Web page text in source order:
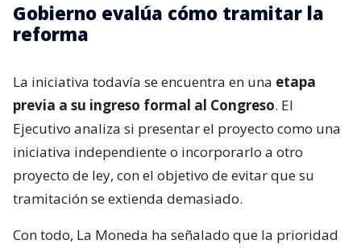
Gobierno evalúa cómo tramitar la
reforma
La iniciativa todavía se encuentra en una etapa
previa a su ingreso formal al Congreso. El
Ejecutivo analiza si presentar el proyecto como una
iniciativa independiente o incorporarlo a otro
proyecto de ley, con el objetivo de evitar que su
tramitación se extienda demasiado.
Con todo, La Moneda ha señalado que la prioridad